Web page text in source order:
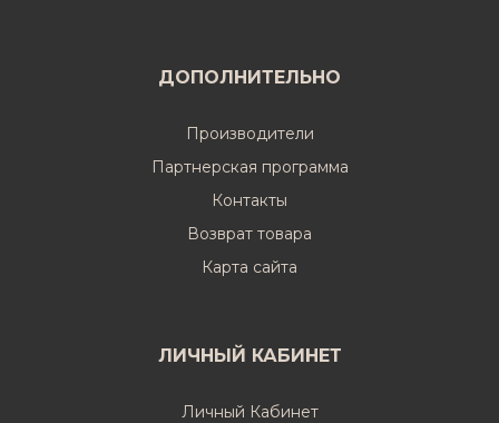
ДОПОЛНИТЕЛЬНО
Производители
Партнерская программа
Контакты
Возврат товара
Карта сайта
ЛИЧНЫЙ КАБИНЕТ
Личный Кабинет